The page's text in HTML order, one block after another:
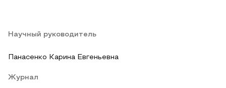
Научный руководитель
Панасенко Карина Евгеньевна
Журнал